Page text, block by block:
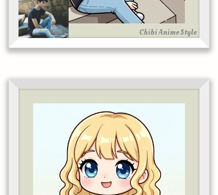
Chibi Anime Style